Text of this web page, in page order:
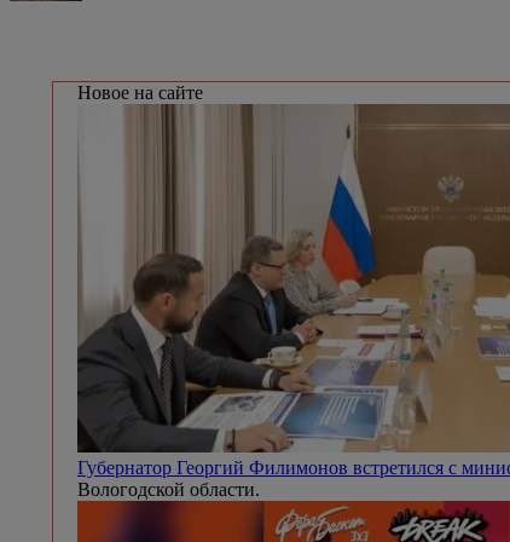
Новое на сайте
Губернатор Георгий Филимонов встретился с
Вологодской области.